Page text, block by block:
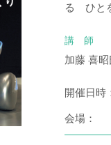
る ひと
講 師
加藤 喜昭
開催日時
会場：